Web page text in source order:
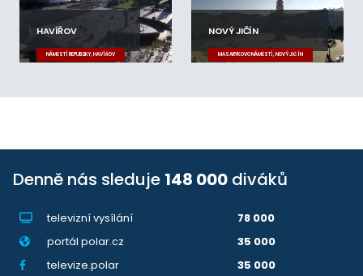
HAVÍŘOV
NÁMĚSTÍ REPUBLIKY, HAVÍŘOV
NOVÝ JIČÍN
MASARYKOVO NÁMĚSTÍ, NOVÝ JIČÍN
Denně nás sleduje 148 000 diváků
televizní vysílání
78 000
portál polar.cz
35 000
televize.polar
35 000